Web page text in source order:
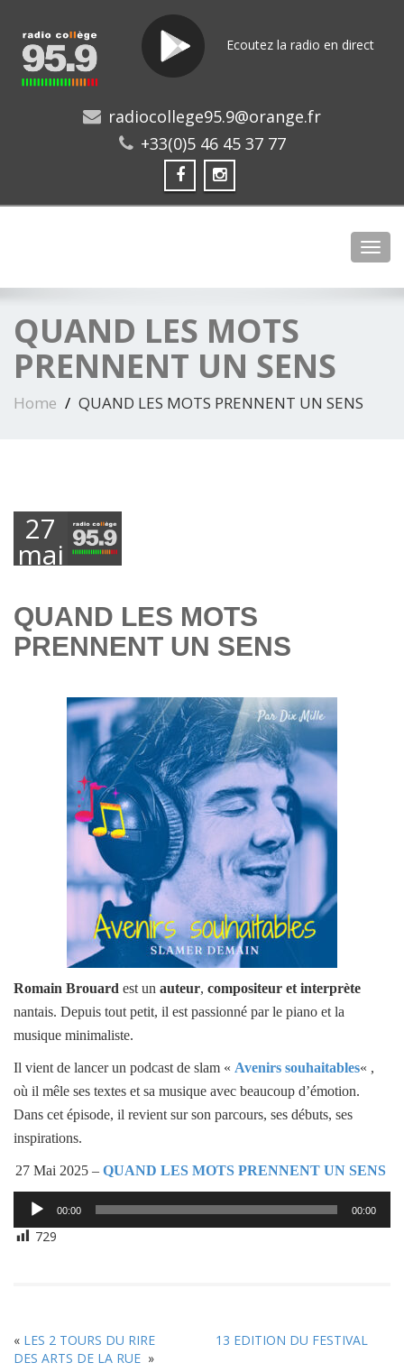
Ecoutez la radio en direct
radiocollege95.9@orange.fr
+33(0)5 46 45 37 77
QUAND LES MOTS
PRENNENT UN SENS
Home QUAND LES MOTS PRENNENT UN SENS
27
mai
QUAND LES MOTS
PRENNENT UN SENS
Romain Brouard est un auteur, compositeur et interprète
nantais. Depuis tout petit, il est passionné par le piano et la
musique minimaliste.
Il vient de lancer un podcast de slam « Avenirs souhaitables« ,
où il mêle ses textes et sa musique avec beaucoup d’émotion.
Dans cet épisode, il revient sur son parcours, ses débuts, ses
inspirations.
27 Mai 2025 – QUAND LES MOTS PRENNENT UN SENS
Lecteur
audio
00:00 00:00
729
« LES 2 TOURS DU RIRE
13 EDITION DU FESTIVAL
DES ARTS DE LA RUE »